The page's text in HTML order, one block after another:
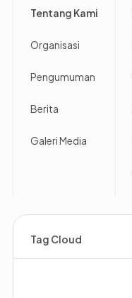
Tentang Kami
Organisasi
Pengumuman
Berita
Galeri Media
Tag Cloud